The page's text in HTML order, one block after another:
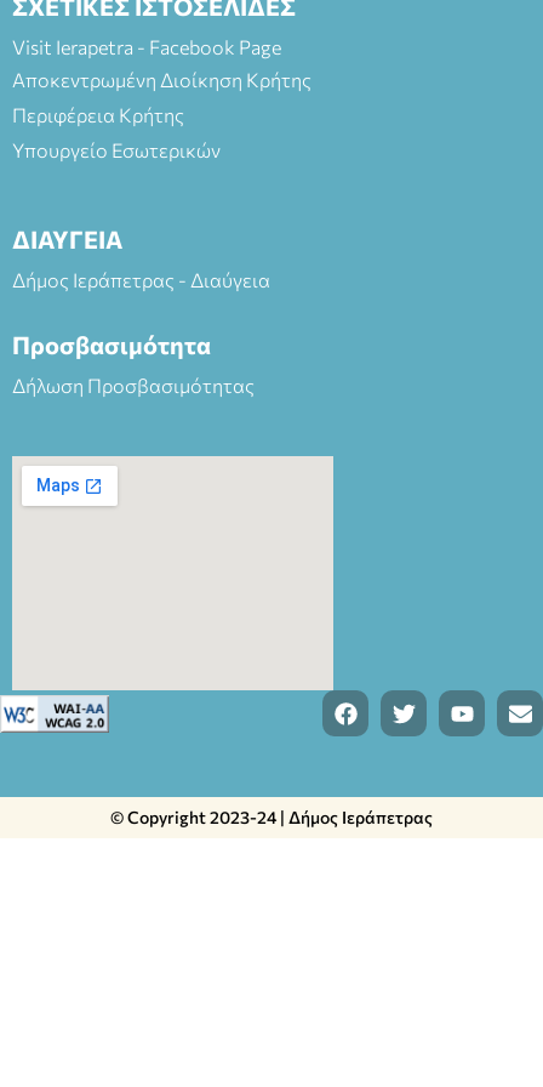
ΣΧΕΤΙΚΕΣ ΙΣΤΟΣΕΛΙΔΕΣ
Visit Ierapetra - Facebook Page
Αποκεντρωμένη Διοίκηση Κρήτης
Περιφέρεια Κρήτης
Υπουργείο Εσωτερικών
ΔΙΑΥΓΕΙΑ
Δήμος Ιεράπετρας - Διαύγεια
Προσβασιμότητα
Δήλωση Προσβασιμότητας
© Copyright 2023-24 | Δήμος Ιεράπετρας